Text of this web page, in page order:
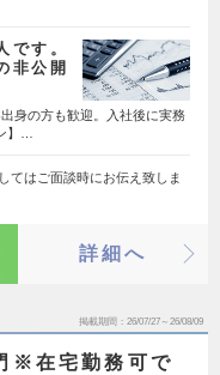
です。
非公開
身の方も歓迎。入社後に実務
】…
てはご面談時にお伝え致しま
詳細へ
掲載期間 26/07/27～26/08/09
※在宅勤務可で